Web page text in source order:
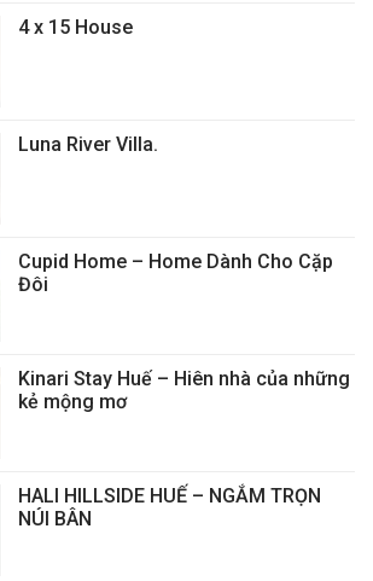
4 x 15 House
Luna River Villa.
Cupid Home – Home Dành Cho Cặp
Đôi
Kinari Stay Huế – Hiên nhà của những
kẻ mộng mơ
HALI HILLSIDE HUẾ – NGẮM TRỌN
NÚI BÂN